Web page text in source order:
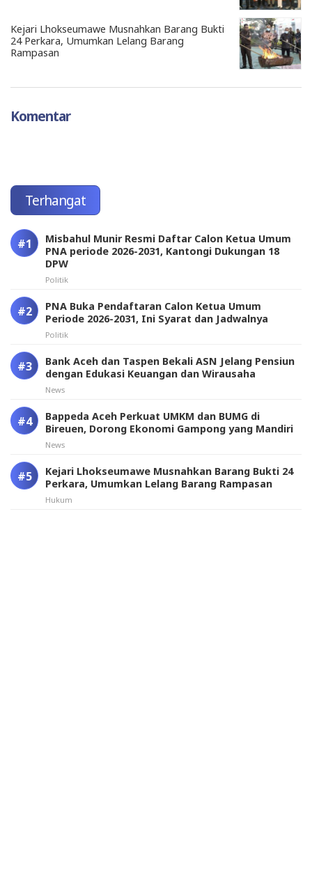
Kejari Lhokseumawe Musnahkan Barang Bukti
24 Perkara, Umumkan Lelang Barang
Rampasan
Komentar
Terhangat
Misbahul Munir Resmi Daftar Calon Ketua Umum
PNA periode 2026-2031, Kantongi Dukungan 18
DPW
Politik
PNA Buka Pendaftaran Calon Ketua Umum
Periode 2026-2031, Ini Syarat dan Jadwalnya
Politik
Bank Aceh dan Taspen Bekali ASN Jelang Pensiun
dengan Edukasi Keuangan dan Wirausaha
News
Bappeda Aceh Perkuat UMKM dan BUMG di
Bireuen, Dorong Ekonomi Gampong yang Mandiri
News
Kejari Lhokseumawe Musnahkan Barang Bukti 24
Perkara, Umumkan Lelang Barang Rampasan
Hukum